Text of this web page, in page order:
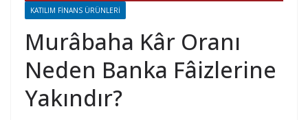
KATILIM FINANS ÜRÜNLERI
Murâbaha Kâr Oranı
Neden Banka Fâizlerine
Yakındır?